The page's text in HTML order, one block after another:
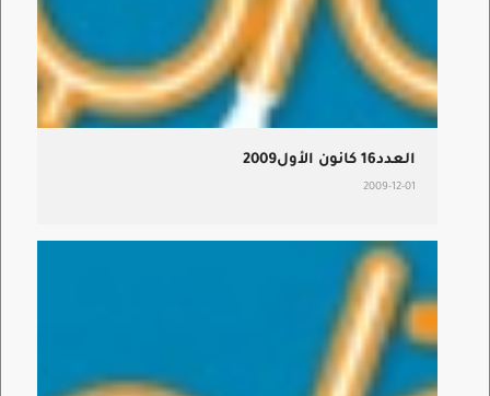
العدد16 كانون الأول2009
2009-12-01